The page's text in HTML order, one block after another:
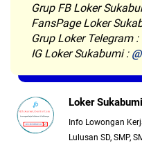
Grup FB Loker
FansPage Loker
Grup Loker Telegram :
IG Loker Sukabumi :
Loker Sukabumi
Info Lowongan
Lulusan SD, SMP,